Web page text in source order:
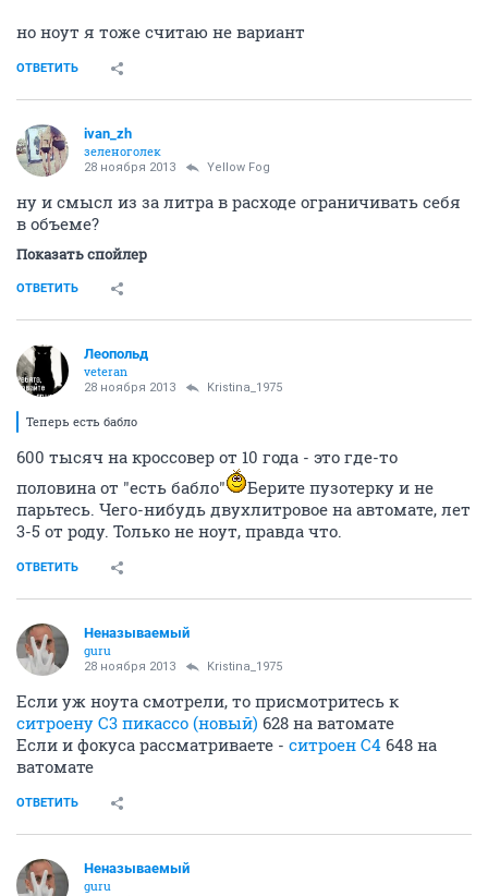
но ноут я тоже считаю не вариант
ОТВЕТИТЬ
ivan_zh
зеленоголек
28 ноября 2013 Yellow Fog
ну и смысл из за литра в расходе ограничивать себя
в объеме?
Показать спойлер
ОТВЕТИТЬ
Леопольд
veteran
28 ноября 2013 Kristina_1975
Теперь есть бабло
600 тысяч на кроссовер от 10 года - это где-то
половина от "есть бабло"
Берите пузотерку и не
парьтесь. Чего-нибудь двухлитровое на автомате, лет
3-5 от роду. Только не ноут, правда что.
ОТВЕТИТЬ
Неназываемый
guru
28 ноября 2013 Kristina_1975
Если уж ноута смотрели, то присмотритесь к
ситроену С3 пикассо (новый) 628 на ватомате
Если и фокуса рассматриваете - ситроен С4 648 на
ватомате
ОТВЕТИТЬ
Неназываемый
guru